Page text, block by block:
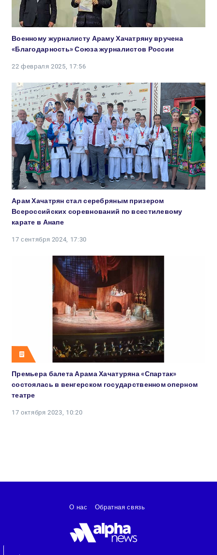
Военному журналисту Араму Хачатряну вручена
«Благодарность» Союза журналистов России
22 февраля 2025, 17:56
Арам Хачатрян стал серебряным призером
Всероссийских соревнований по всестилевому
карате в Анапе
17 сентября 2024, 17:30
Премьера балета Арама Хачатуряна «Спартак»
состоялась в венгерском государственном оперном
театре
17 октября 2023, 10:20
О нас Обратная связь